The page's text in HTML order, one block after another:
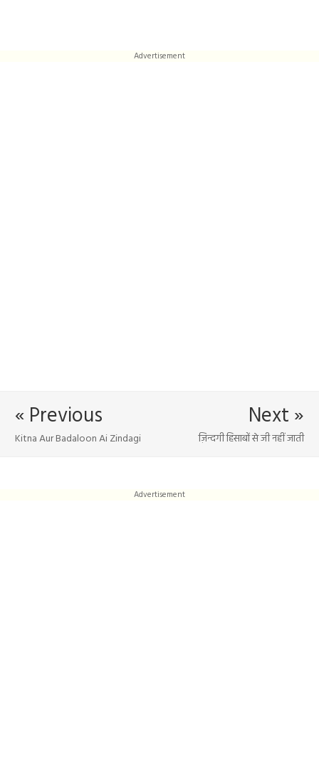
Advertisement
Next »
ज़िन्दगी हिसाबों से जी नहीं जाती
« Previous
Kitna Aur Badaloon Ai Zindagi
Advertisement